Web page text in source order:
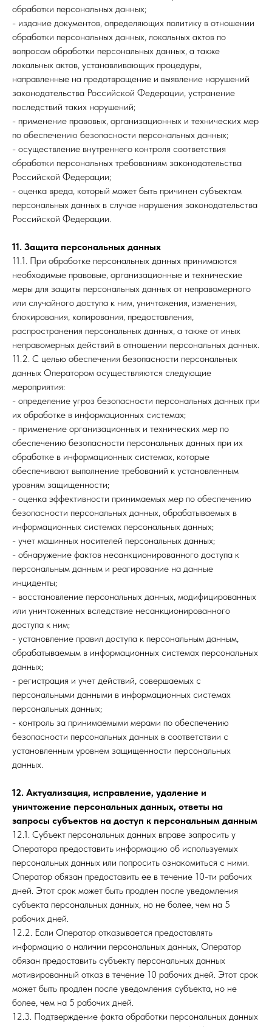
обработки персональных данных;
- издание документов, определяющих политику в отношении
обработки персональных данных, локальных актов по
вопросам обработки персональных данных, а также
локальных актов, устанавливающих процедуры,
направленные на предотвращение и выявление нарушений
законодательства Российской Федерации, устранение
последствий таких нарушений;
- применение правовых, организационных и технических мер
по обеспечению безопасности персональных данных;
- осуществление внутреннего контроля соответствия
обработки персональных требованиям законодательства
Российской Федерации;
- оценка вреда, который может быть причинен субъектам
персональных данных в случае нарушения законодательства
Российской Федерации.
11. Защита персональных данных
11.1. При обработке персональных данных принимаются
необходимые правовые, организационные и технические
меры для защиты персональных данных от неправомерного
или случайного доступа к ним, уничтожения, изменения,
блокирования, копирования, предоставления,
распространения персональных данных, а также от иных
неправомерных действий в отношении персональных данных.
11.2. С целью обеспечения безопасности персональных
данных Оператором осуществляются следующие
мероприятия:
- определение угроз безопасности персональных данных при
их обработке в информационных системах;
- применение организационных и технических мер по
обеспечению безопасности персональных данных при их
обработке в информационных системах, которые
обеспечивают выполнение требований к установленным
уровням защищенности;
- оценка эффективности принимаемых мер по обеспечению
безопасности персональных данных, обрабатываемых в
информационных системах персональных данных;
- учет машинных носителей персональных данных;
- обнаружение фактов несанкционированного доступа к
персональным данным и реагирование на данные
инциденты;
- восстановление персональных данных, модифицированных
или уничтоженных вследствие несанкционированного
доступа к ним;
- установление правил доступа к персональным данным,
обрабатываемым в информационных системах персональных
данных;
- регистрация и учет действий, совершаемых с
персональными данными в информационных системах
персональных данных;
- контроль за принимаемыми мерами по обеспечению
безопасности персональных данных в соответствии с
установленным уровнем защищенности персональных
данных.
12. Актуализация, исправление, удаление и
уничтожение персональных данных, ответы на
запросы субъектов на доступ к персональным данным
12.1. Субъект персональных данных вправе запросить у
Оператора предоставить информацию об используемых
персональных данных или попросить ознакомиться с ними.
Оператор обязан предоставить ее в течение 10-ти рабочих
дней. Этот срок может быть продлен после уведомления
субъекта персональных данных, но не более, чем на 5
рабочих дней.
12.2. Если Оператор отказывается предоставлять
информацию о наличии персональных данных, Оператор
обязан предоставить субъекту персональных данных
мотивированный отказ в течение 10 рабочих дней. Этот срок
может быть продлен после уведомления субъекта, но не
более, чем на 5 рабочих дней.
12.3. Подтверждение факта обработки персональных данных